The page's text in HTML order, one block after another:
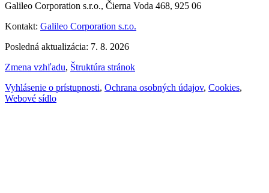
Galileo Corporation s.r.o., Čierna Voda 468, 925 06
Kontakt: Galileo Corporation s.r.o.
Posledná aktualizácia: 7. 8. 2026
Zmena vzhľadu, Štruktúra stránok
Vyhlásenie o prístupnosti, Ochrana osobných údajov, Cookies,
Webové sídlo